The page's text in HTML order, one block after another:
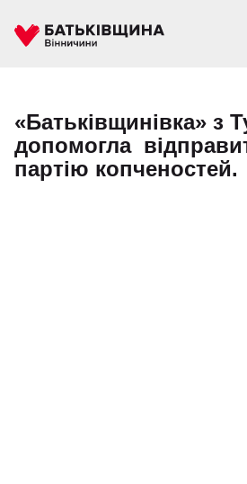
«Батьківщинівка» з
допомогла
партію копченостей.